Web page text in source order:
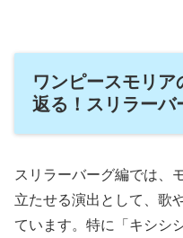
ワンピースモリア
返る！スリラーバ
スリラーバーグ編では、
立たせる演出として、歌
ています。特に「キシシ